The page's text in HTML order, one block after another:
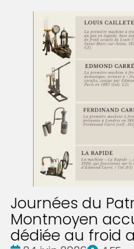
Journées du
Montmoyen
dédiée au froid